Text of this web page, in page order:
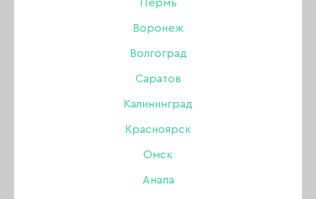
Пермь
Воронеж
Волгоград
Саратов
Калининград
Красноярск
Омск
Анапа
Типсы Revol Ballerina
Natural (молочные) на